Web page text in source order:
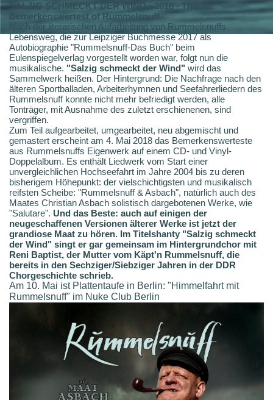
SALZIG SCHMECKT DER WIND - 2018 - The
Bemerkenswertest of Rummelsnuff
Nach der literarischen Aufarbeitung von Rummelsnuffs
Lebensweg, die zur Leipziger Buchmesse 2017 als
Autobiographie "Rummelsnuff-Das Buch" beim
Eulenspiegelverlag vorgestellt worden war, folgt nun die
musikalische. "Salzig schmeckt der Wind" wird das
Sammelwerk heißen. Der Hintergrund: Die Nachfrage nach den
älteren Sportballaden, Arbeiterhymnen und Seefahrerliedern des
Rummelsnuff konnte nicht mehr befriedigt werden, alle
Tonträger, mit Ausnahme des zuletzt erschienenen, sind
vergriffen.
Zum Teil aufgearbeitet, umgearbeitet, neu abgemischt und
gemastert erscheint am 4. Mai 2018 das Bemerkenswerteste
aus Rummelsnuffs Eigenwerk auf einem CD- und Vinyl-
Doppelalbum. Es enthält Liedwerk vom Start einer
unvergleichlichen Hochseefahrt im Jahre 2004 bis zu deren
bisherigem Höhepunkt: der vielschichtigsten und musikalisch
reifsten Scheibe: "Rummelsnuff & Asbach", natürlich auch des
Maates Christian Asbach solistisch dargebotenen Werke, wie
"Salutare". Und das Beste: auch auf einigen der
neugeschaffenen Versionen älterer Werke ist jetzt der
grandiose Maat zu hören. Im Titelshanty "Salzig schmeckt
der Wind" singt er gar gemeinsam im Hintergrundchor mit
Reni Baptist, der Mutter vom Käpt'n Rummelsnuff, die
bereits in den Sechziger/Siebziger Jahren in der DDR
Chorgeschichte schrieb.
Am 10. Mai ist Plattentaufe in Berlin: "Himmelfahrt mit
Rummelsnuff" im Nuke Club Berlin